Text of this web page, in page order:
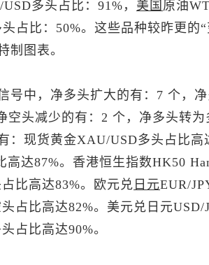
多头占比：91%， 美国 原油
占比：50%。这些品种较昨更的
制图表。
号中，净多头扩大的有：7 个，
空头减少的有：2 个，净多头转
： 现货黄金XAU/USD多头占比
高达87%。香港恒生指数HK50
比高达83%。欧元兑 日元EUR/
占比高达82%。 美元兑日元USD/
占比高达90%。